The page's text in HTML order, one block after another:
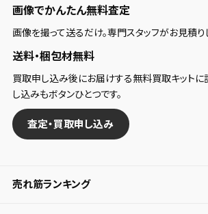
画像でかんたん無料査定
画像を撮って送るだけ。専門スタッフがお見積り
送料・梱包材無料
買取申し込み後にお届けする無料買取キットに
し込みもボタンひとつです。
査定・買取申し込み
売れ筋ランキング